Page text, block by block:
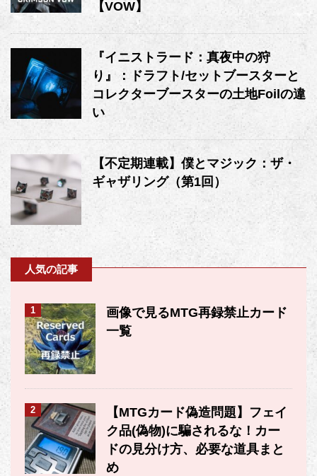
【VOW】
『イニストラード：真夜中の狩
り』：ドラフト/セットブースターと
コレクターブースターの土地Foilの違
い
【不定期連載】僕とマジック：ザ・
ギャザリング（第1回）
人気の記事
1
画像で見るMTG再録禁止カード
一覧
2
【MTGカード偽造問題】フェイ
ク品(偽物)に騙されるな！カー
ドの見分け方、必要な道具まと
め